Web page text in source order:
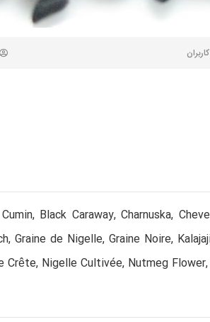
Black Caraway, Charnuska,
Graine de Nigelle, Graine Noire,
Nigelle Cultivée, Nutmeg